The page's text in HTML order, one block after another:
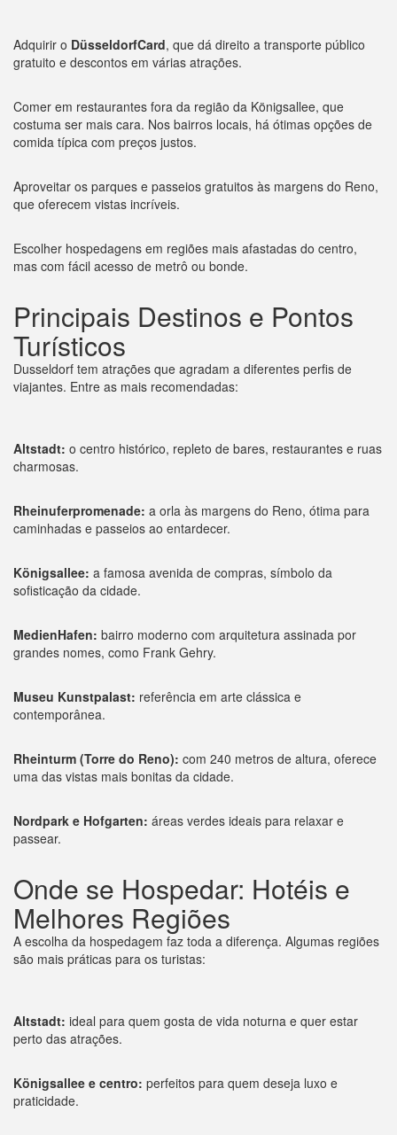
Adquirir o DüsseldorfCard, que dá direito a transporte público
gratuito e descontos em várias atrações.
Comer em restaurantes fora da região da Königsallee, que
costuma ser mais cara. Nos bairros locais, há ótimas opções de
comida típica com preços justos.
Aproveitar os parques e passeios gratuitos às margens do Reno,
que oferecem vistas incríveis.
Escolher hospedagens em regiões mais afastadas do centro,
mas com fácil acesso de metrô ou bonde.
Principais Destinos e Pontos
Turísticos
Dusseldorf tem atrações que agradam a diferentes perfis de
viajantes. Entre as mais recomendadas:
Altstadt: o centro histórico, repleto de bares, restaurantes e ruas
charmosas.
Rheinuferpromenade: a orla às margens do Reno, ótima para
caminhadas e passeios ao entardecer.
Königsallee: a famosa avenida de compras, símbolo da
sofisticação da cidade.
MedienHafen: bairro moderno com arquitetura assinada por
grandes nomes, como Frank Gehry.
Museu Kunstpalast: referência em arte clássica e
contemporânea.
Rheinturm (Torre do Reno): com 240 metros de altura, oferece
uma das vistas mais bonitas da cidade.
Nordpark e Hofgarten: áreas verdes ideais para relaxar e
passear.
Onde se Hospedar: Hotéis e
Melhores Regiões
A escolha da hospedagem faz toda a diferença. Algumas regiões
são mais práticas para os turistas:
Altstadt: ideal para quem gosta de vida noturna e quer estar
perto das atrações.
Königsallee e centro: perfeitos para quem deseja luxo e
praticidade.